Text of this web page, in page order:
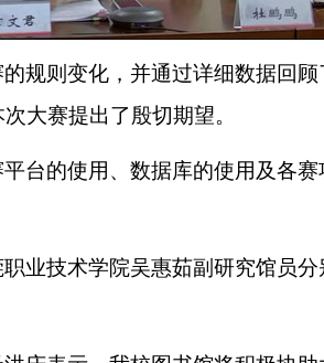
规则变化，并通过详细数据回
大赛提出了殷切期望。
台的使用、数据库的使用及各
业技术学院吴惠茹副研究馆员